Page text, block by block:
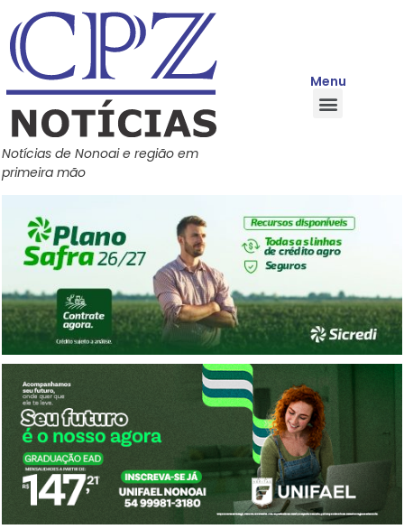
Notícias de Nonoai e região em
primeira mão
Menu